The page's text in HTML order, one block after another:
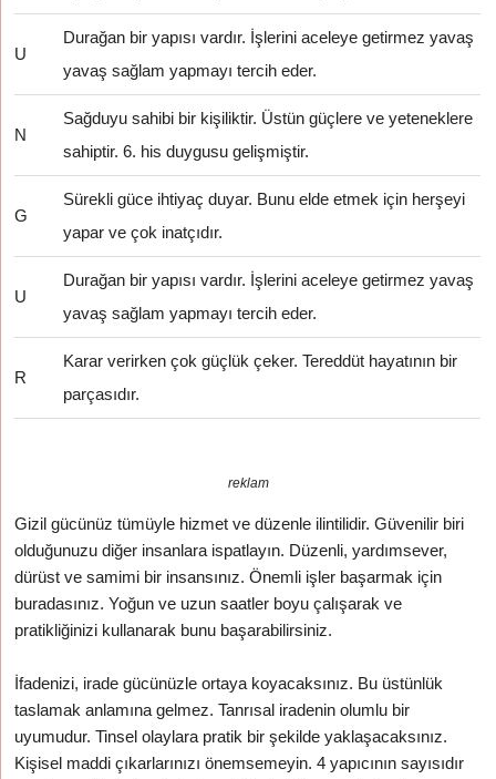
U
Durağan bir yapısı vardır. İşlerini aceleye getirmez yavaş
yavaş sağlam yapmayı tercih eder.
N
Sağduyu sahibi bir kişiliktir. Üstün güçlere ve yeteneklere
sahiptir. 6. his duygusu gelişmiştir.
G
Sürekli güce ihtiyaç duyar. Bunu elde etmek için herşeyi
yapar ve çok inatçıdır.
U
Durağan bir yapısı vardır. İşlerini aceleye getirmez yavaş
yavaş sağlam yapmayı tercih eder.
R
Karar verirken çok güçlük çeker. Tereddüt hayatının bir
parçasıdır.
reklam
Gizil gücünüz tümüyle hizmet ve düzenle ilintilidir. Güvenilir biri
olduğunuzu diğer insanlara ispatlayın. Düzenli, yardımsever,
dürüst ve samimi bir insansınız. Önemli işler başarmak için
buradasınız. Yoğun ve uzun saatler boyu çalışarak ve
pratikliğinizi kullanarak bunu başarabilirsiniz.
İfadenizi, irade gücünüzle ortaya koyacaksınız. Bu üstünlük
taslamak anlamına gelmez. Tanrısal iradenin olumlu bir
uyumudur. Tinsel olaylara pratik bir şekilde yaklaşacaksınız.
Kişisel maddi çıkarlarınızı önemsemeyin. 4 yapıcının sayısıdır